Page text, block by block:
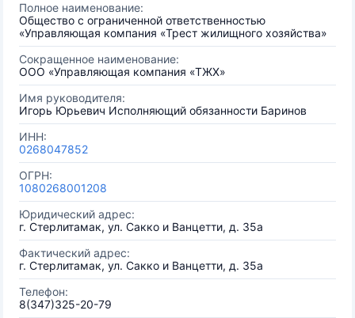
Полное наименование:
Общество с ограниченной ответственностью
«Управляющая компания «Трест жилищного хозяйства»
Сокращенное наименование:
ООО «Управляющая компания «ТЖХ»
Имя руководителя:
Игорь Юрьевич Исполняющий обязанности Баринов
ИНН:
0268047852
ОГРН:
1080268001208
Юридический адрес:
г. Стерлитамак, ул. Сакко и Ванцетти, д. 35а
Фактический адрес:
г. Стерлитамак, ул. Сакко и Ванцетти, д. 35а
Телефон:
8(347)325-20-79